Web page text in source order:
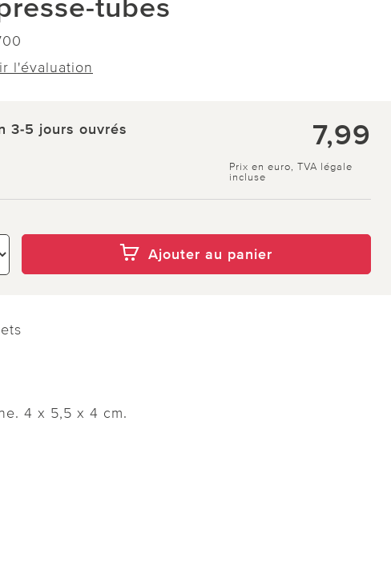
tubes
l'évaluation
3-5 jours ouvrés 7,99
Prix en euro, TVA légale
incluse
Ajouter au panier
4 x 5,5 x 4 cm.